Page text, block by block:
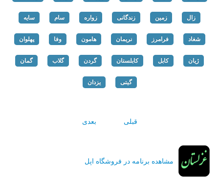
زال زمین زندگانی زواره سام سایه
شغاد فرامرز نریمان هامون وفا پهلوان
ژیان کابل کابلستان گردن گلاب گمان
گیتی یزدان
قبلی بعدی
مشاهده برنامه در فروشگاه اپل